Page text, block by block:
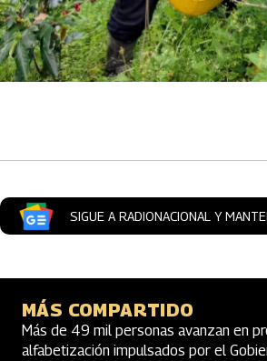
SIGUE A RADIONACIONAL Y
MÁS COMPARTIDO
Más de 49 mil personas avanzan en
alfabetización impulsados por el